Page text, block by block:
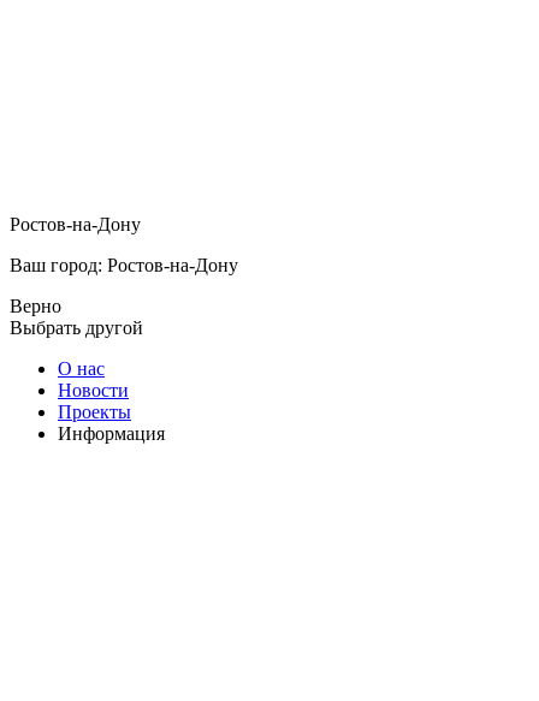
Ростов-на-Дону
Ваш город: Ростов-на-Дону
Верно
Выбрать другой
О нас
Новости
Проекты
Информация